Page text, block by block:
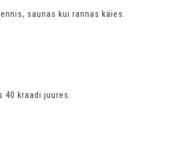
saunas kui rannas käies.
kraadi juures.